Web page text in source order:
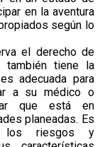
en la aventura
según lo
el derecho de
también tiene la
adecuada para
a su médico o
que está en
planeadas. Es
los riesgos y